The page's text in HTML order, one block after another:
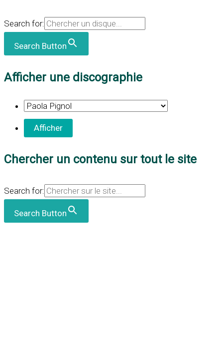
Search for:
Search Button
Afficher une discographie
Chercher un contenu sur tout le site
Search for:
Search Button